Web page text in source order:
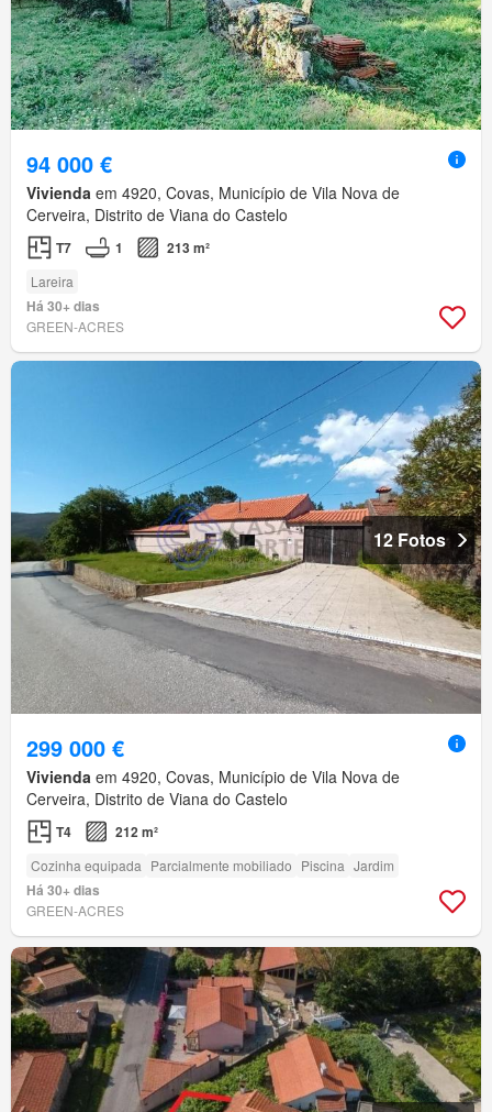
94 000 €
Vivienda em 4920, Covas, Município de Vila Nova de
Cerveira, Distrito de Viana do Castelo
T7 1 213 m²
Lareira
Há 30+ dias
GREEN-ACRES
12 Fotos
299 000 €
Vivienda em 4920, Covas, Município de Vila Nova de
Cerveira, Distrito de Viana do Castelo
T4 212 m²
Cozinha equipada Parcialmente mobiliado Piscina Jardim
Há 30+ dias
GREEN-ACRES